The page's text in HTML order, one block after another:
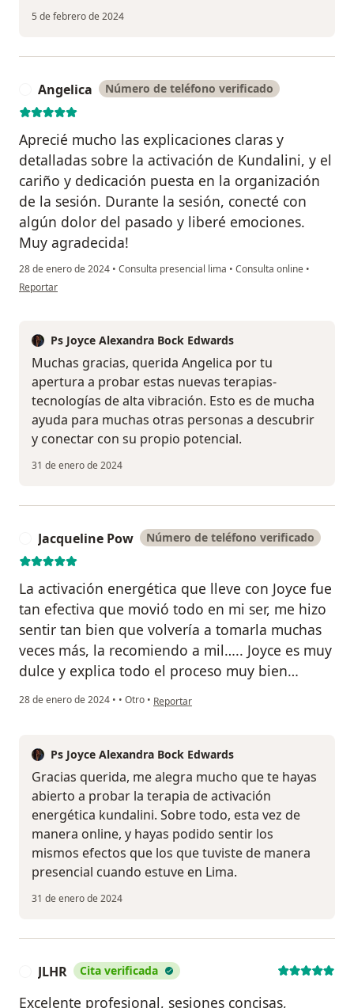
5 de febrero de 2024
Angelica Número de teléfono verificado
Aprecié mucho las explicaciones claras y
detalladas sobre la activación de Kundalini, y el
cariño y dedicación puesta en la organización
de la sesión. Durante la sesión, conecté con
algún dolor del pasado y liberé emociones.
Muy agradecida!
28 de enero de 2024 • Consulta presencial lima • Consulta online •
en opinión del usuario Angelica
Reportar
Ps Joyce Alexandra Bock Edwards
Muchas gracias, querida Angelica por tu
apertura a probar estas nuevas terapias-
tecnologías de alta vibración. Esto es de mucha
ayuda para muchas otras personas a descubrir
y conectar con su propio potencial.
31 de enero de 2024
Jacqueline Pow Número de teléfono verificado
La activación energética que lleve con Joyce fue
tan efectiva que movió todo en mi ser, me hizo
sentir tan bien que volvería a tomarla muchas
veces más, la recomiendo a mil….. Joyce es muy
dulce y explica todo el proceso muy bien…
28 de enero de 2024 • • Otro • en opinión del usuario Jacqueline Pow
Reportar
Ps Joyce Alexandra Bock Edwards
Gracias querida, me alegra mucho que te hayas
abierto a probar la terapia de activación
energética kundalini. Sobre todo, esta vez de
manera online, y hayas podido sentir los
mismos efectos que los que tuviste de manera
presencial cuando estuve en Lima.
31 de enero de 2024
JLHR Cita verificada
Excelente profesional, sesiones concisas,